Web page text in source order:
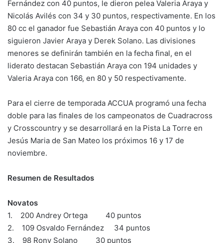
Fernández con 40 puntos, le dieron pelea Valeria Araya y
Nicolás Avilés con 34 y 30 puntos, respectivamente. En los
80 cc el ganador fue Sebastián Araya con 40 puntos y lo
siguieron Javier Araya y Derek Solano. Las divisiones
menores se definirán también en la fecha final, en el
liderato destacan Sebastián Araya con 194 unidades y
Valeria Araya con 166, en 80 y 50 respectivamente.
Para el cierre de temporada ACCUA programó una fecha
doble para las finales de los campeonatos de Cuadracross
y Crosscountry y se desarrollará en la Pista La Torre en
Jesús Maria de San Mateo los próximos 16 y 17 de
noviembre.
Resumen de Resultados
Novatos
1. 200 Andrey Ortega 40 puntos
2. 109 Osvaldo Fernández 34 puntos
3. 98 Rony Solano 30 puntos